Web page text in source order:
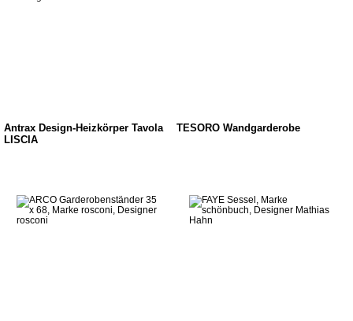
Antrax Design-Heizkörper Tavola
LISCIA
TESORO Wandgarderobe